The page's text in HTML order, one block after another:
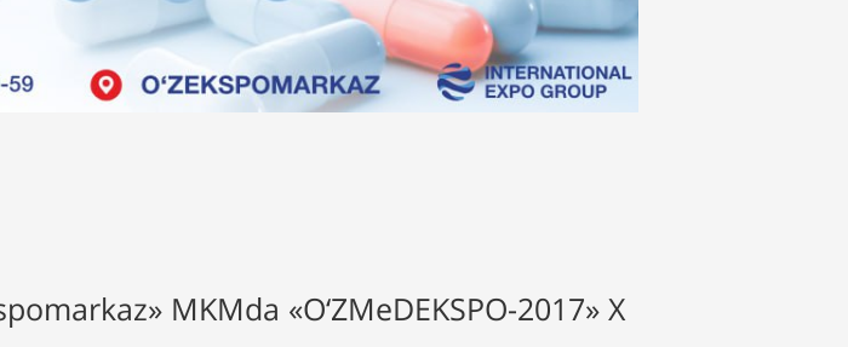
MKMda «O‘ZMeDEKSPO-2017» X